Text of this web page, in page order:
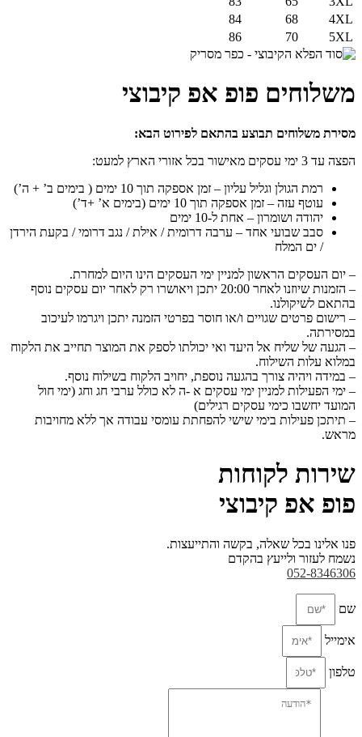
4XL
68
84
5XL
70
86
משלוחים פופ אפ קיבוצי
מסירת משלוחים תבוצע בהתאם לפירוט הבא:
הפצה עד 3 ימי עסקים מאישור בכל אזורי הארץ למעט:
רמת הגולן וגליל עליון – זמן אספקה תוך 10 ימים ( בימים ב’ + ה’)
עוטף עזה – זמן אספקה תוך 10 ימים (בימים א’ +ד’)
יהודה ושומרון – אחת ל-10 ימים
סבב שבועי אחד – ערבה דרומית / אילת / נגב דרומי / בקעת הירדן
/ ים המלח
– יום העסקים הראשון למניין ימי העסקים הינו היום למחרת.
– הזמנות שיוזנו לאחר 20:00 יתכן ויאושרו רק לאחר יום עסקים נוסף
בהתאם לשיקולנו.
– רישום פרטים שגויים ו/או חוסר בפרטי הזמנה יתכן ויגרמו לעיכוב
במסירתה.
– הגעה של שליח אל היעד ואי יכולתו לספק את המוצר תחייב את הלקוח
במלוא עלות השילוח.
– במידה ויהיה צורך בהגעה נוספת, יחויב הלקוח בשילוח נוסף.
– ימי הפעילות למניין ימי עסקים א -ה לא כולל ערבי חג וחג (ימי חול
המועד יחשבו כימי עסקים רגילים)
– תיתכן פעילות בימי שישי להפחתת עומסי עבודה אך ללא מחויבות
מראש.
שירות לקוחות
פופ אפ קיבוצי
פנו אלינו בכל שאלה, בקשה והתייעצות.
נשמח לעזור ולייעץ בהקדם
052-8346306
שם
אימייל
טלפון